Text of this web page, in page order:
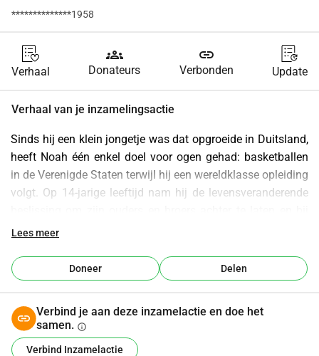
**************1958
Verhaal
groups
Donateurs
link
Verbonden Update
Verhaal van je inzamelingsactie
Sinds hij een klein jongetje was dat opgroeide in Duitsland,
heeft Noah één enkel doel voor ogen gehad: basketballen
in de Verenigde Staten terwijl hij een wereldklasse opleiding
volgt. Op 14-jarige leeftijd nam hij de levensveranderende
zijn oom in Atlanta, Georgia te gaan wonen. Hij kwam hier
Versnel 18 maanden, en Noah doet precies wat hij beloofd
heeft.
weekend aan het deelnemen aan toernooien op hoog
niveau.
In de Klas: Hij heeft een uitstekende GPA behouden en een
Lees meer
Doneer Delen
Verbind je aan deze inzamelactie en doe het
samen. info
Verbind Inzamelactie